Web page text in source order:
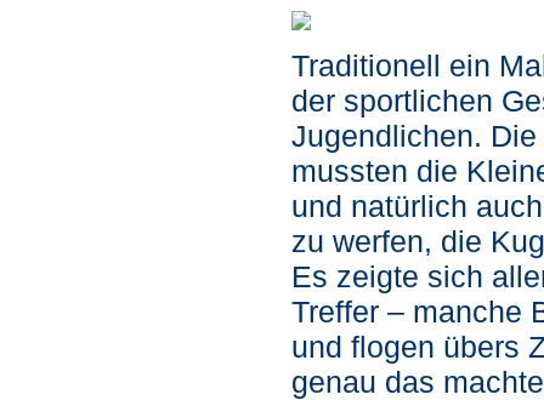
Traditionell ein
der sportlichen
Jugendlichen.
mussten die
und natürlich
zu werfen, die
Es zeigte sich
Treffer – manche
und flogen übers
genau das